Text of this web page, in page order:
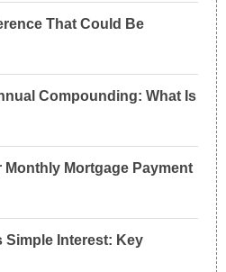
That Could Be
Compounding: What Is
Monthly Mortgage Payment
Interest: Key